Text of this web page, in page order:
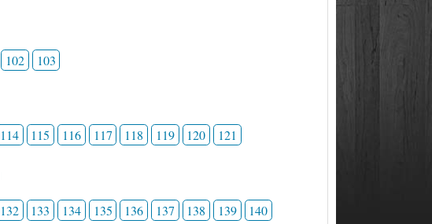
102 103
114 115 116 117 118 119 120 121
132 133 134 135 136 137 138 139 140